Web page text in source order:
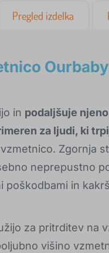
Pregled izdelka
in podaljšuje
za ljudi, ki
Zgornja
neprepustno
in
za pritrditev na
višino